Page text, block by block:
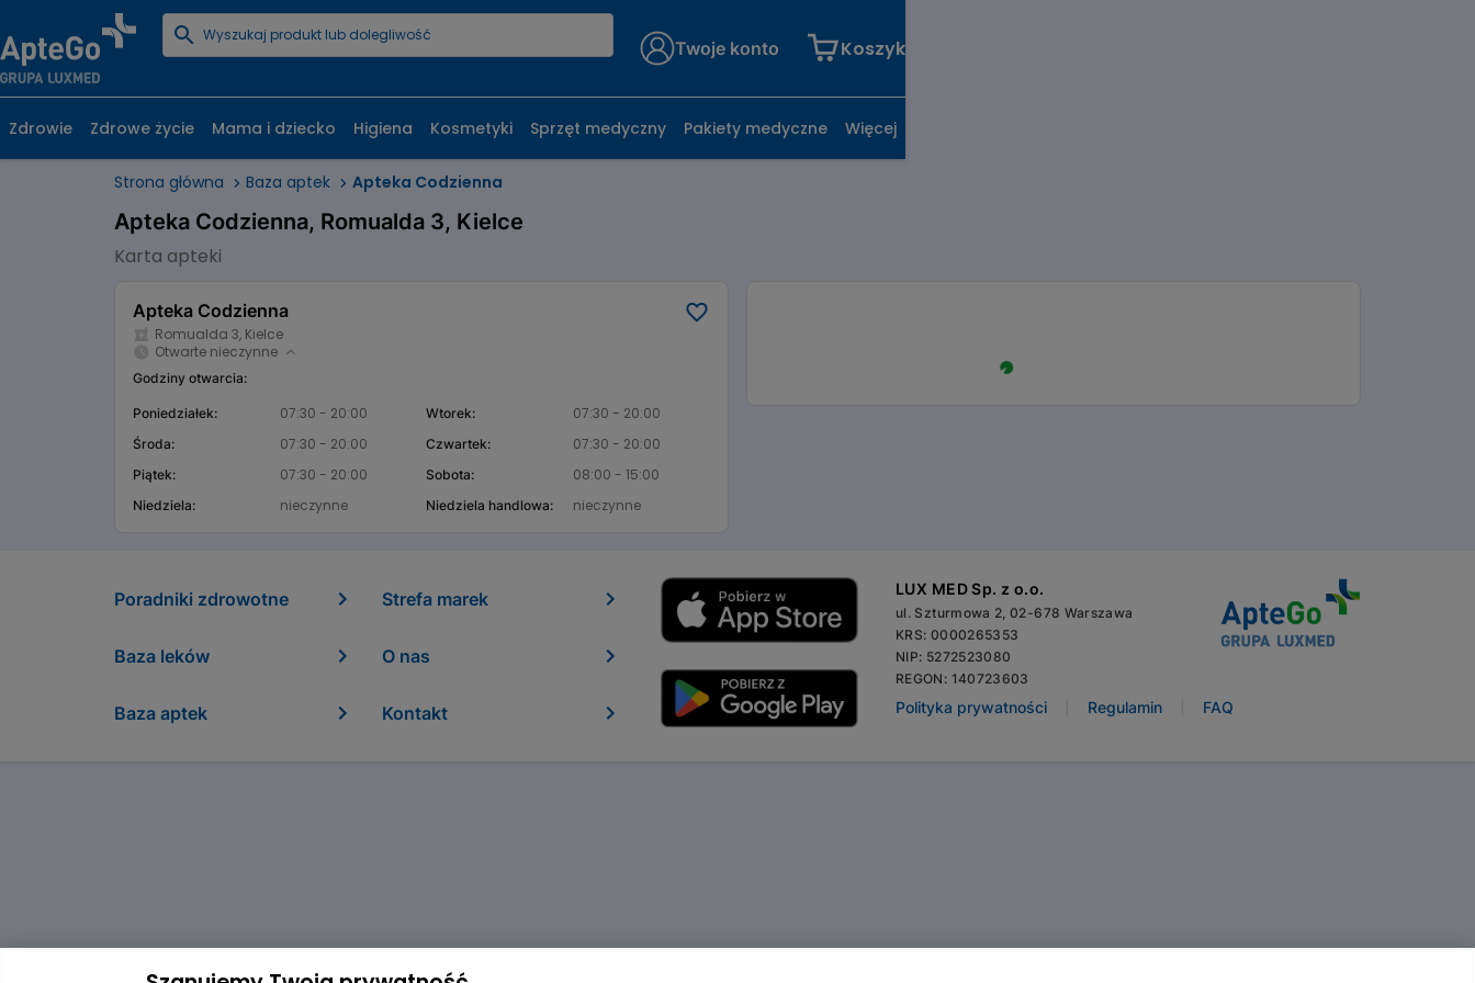
Strona główna Baza aptek Apteka Codzienna
Apteka Codzienna, Romualda 3, Kielce
Karta apteki
Apteka Codzienna
Romualda 3, Kielce
Otwarte nieczynne
Godziny otwarcia:
Poniedziałek: 07:30 - 20:00 Wtorek: 07:30 - 20:00
Środa: 07:30 - 20:00 Czwartek: 07:30 - 20:00
Piątek: 07:30 - 20:00 Sobota: 08:00 - 15:00
Niedziela: nieczynne Niedziela handlowa: nieczynne
Twoje konto Koszyk
Zdrowie Zdrowe życie Mama i dziecko Higiena Kosmetyki Sprzęt medyczny Pakiety medyczne Więcej
Poradniki zdrowotne
Baza leków
Baza aptek
Strefa marek
O nas
Kontakt
LUX MED Sp. z o.o.
ul. Szturmowa 2, 02-678 Warszawa
KRS: 0000265353
NIP: 5272523080
REGON: 140723603
Polityka prywatności Regulamin FAQ